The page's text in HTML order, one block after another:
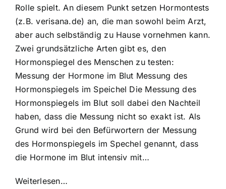
Rolle spielt. An diesem Punkt setzen Hormontests
(z.B. verisana.de) an, die man sowohl beim Arzt,
aber auch selbständig zu Hause vornehmen kann.
Zwei grundsätzliche Arten gibt es, den
Hormonspiegel des Menschen zu testen:
Messung der Hormone im Blut Messung des
Hormonspiegels im Speichel Die Messung des
Hormonspiegels im Blut soll dabei den Nachteil
haben, dass die Messung nicht so exakt ist. Als
Grund wird bei den Befürwortern der Messung
des Hormonspiegels im Spechel genannt, dass
die Hormone im Blut intensiv mit…
Weiterlesen…